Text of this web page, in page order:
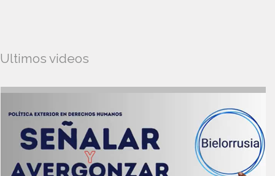
Ultimos videos